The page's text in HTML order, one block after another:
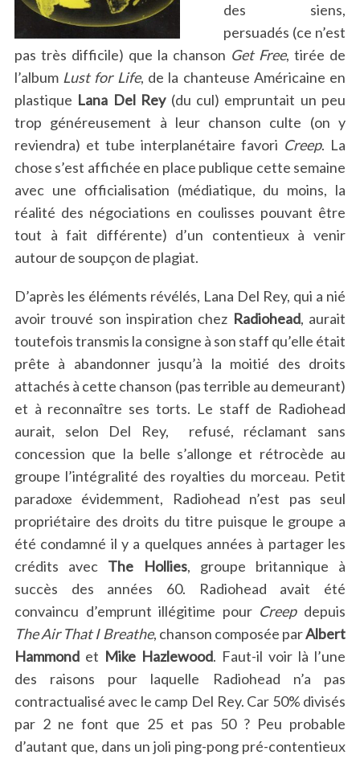
des siens,
persuadés (ce n’est
pas très difficile) que la chanson Get Free, tirée de
l’album Lust for Life, de la chanteuse Américaine en
plastique Lana Del Rey(du cul) empruntait un peu
trop généreusement à leur chanson culte (on y
reviendra) et tube interplanétaire favori Creep. La
chose s’est affichée en place publique cette semaine
avec une officialisation (médiatique, du moins, la
réalité des négociations en coulisses pouvant être
tout à fait différente) d’un contentieux à venir
autour de soupçon de plagiat.
D’après les éléments révélés, Lana Del Rey, qui a nié
avoir trouvé son inspiration chez Radiohead, aurait
toutefois transmis la consigne à son staff qu’elle était
prête à abandonner jusqu’à la moitié des droits
attachés à cette chanson (pas terrible au demeurant)
et à reconnaître ses torts. Le staff de Radiohead
aurait, selon Del Rey, refusé, réclamant sans
concession que la belle s’allonge et rétrocède au
groupe l’intégralité des royalties du morceau. Petit
paradoxe évidemment, Radiohead n’est pas seul
propriétaire des droits du titre puisque le groupe a
été condamné il y a quelques années à partager les
crédits avec The Hollies, groupe britannique à
succès des années 60. Radiohead avait été
convaincu d’emprunt illégitime pour Creepdepuis
The Air That I Breathe, chanson composée parAlbert
Hammondet Mike Hazlewood. Faut-il voir là l’une
des raisons pour laquelle Radiohead n’a pas
contractualisé avec le camp Del Rey. Car 50% divisés
par 2 ne font que 25 et pas 50 ? Peu probable
d’autant que, dans un joli ping-pong pré-contentieux